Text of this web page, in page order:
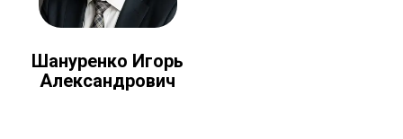
Шануренко Игорь
Александрович